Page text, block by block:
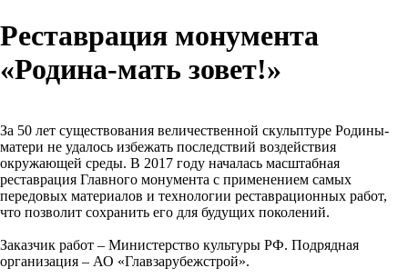
Реставрация монумента
«Родина-мать зовет!»
За 50 лет существования величественной скульптуре Родины-
матери не удалось избежать последствий воздействия
окружающей среды. В 2017 году началась масштабная
реставрация Главного монумента с применением самых
передовых материалов и технологии реставрационных работ,
что позволит сохранить его для будущих поколений.
Заказчик работ – Министерство культуры РФ. Подрядная
организация – АО «Главзарубежстрой».